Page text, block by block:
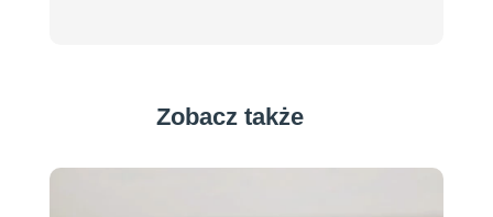
Zobacz także